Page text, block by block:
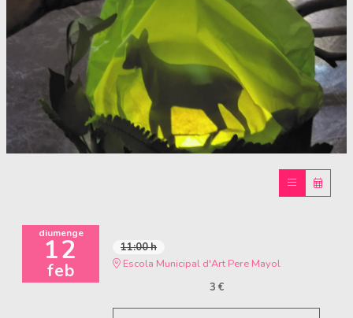
diumenge
12
feb
11:00 h
Escola Municipal d'Art Pere Mayol
3 €